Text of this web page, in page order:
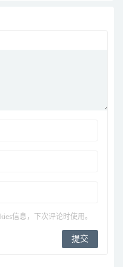
信息，下次评论时使用。